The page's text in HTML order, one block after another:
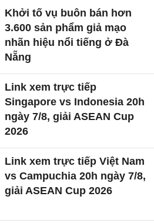
Khởi tố vụ buôn bán hơn
3.600 sản phẩm giả mạo
nhãn hiệu nổi tiếng ở Đà
Nẵng
Link xem trực tiếp
Singapore vs Indonesia 20h
ngày 7/8, giải ASEAN Cup
2026
Link xem trực tiếp Việt Nam
vs Campuchia 20h ngày 7/8,
giải ASEAN Cup 2026